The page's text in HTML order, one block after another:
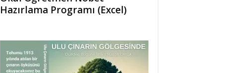
Hazırlama Programı (Excel)